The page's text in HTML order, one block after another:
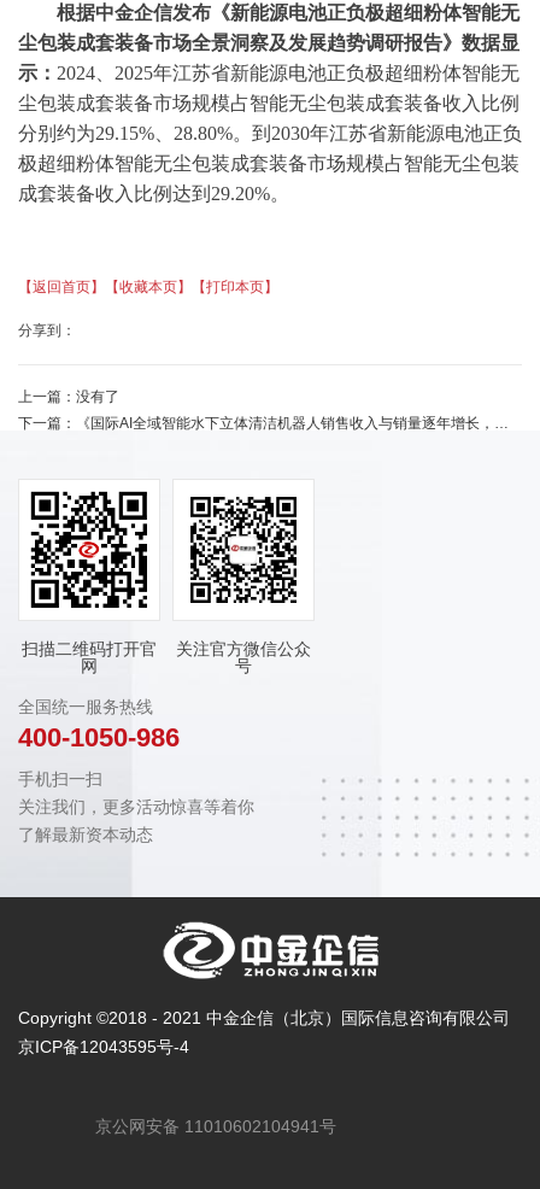
‌根据中金企信发布 《新能源电池正负极超细粉体智能无
尘包装成套装备市场全景洞察及发展趋势调研报告》 数据显
示 ： 2024、2025年江苏省新能源电池正负极超细粉体智能无
尘包装成套装备市场规模占智能无尘包装成套装备收入比例
分别 约为29.15% 28.80%。到 2030年江苏省新能源电池正负
极超细粉体智能无尘包装成套装备市场规模占智能无尘包装
成套装备收入比例达到 29.20%。
【返回首页】 【收藏本页】 【打印本页】
分享到：
上一篇： 没有了
下一篇：
《国际AI全域智能水下立体清洁机器人销售收入与销量逐年增长，高端化、智能化趋势明显》
扫描二维码打开官
网
关注官方微信公众
号
全国统一服务热线
400-1050-986
手机扫一扫
关注我们，更多活动惊喜等着你
了解最新资本动态
Copyright ©2018 - 2021 中金企信（北京）国际信息咨询有限公司
京ICP备12043595号-4
京公网安备 11010602104941号